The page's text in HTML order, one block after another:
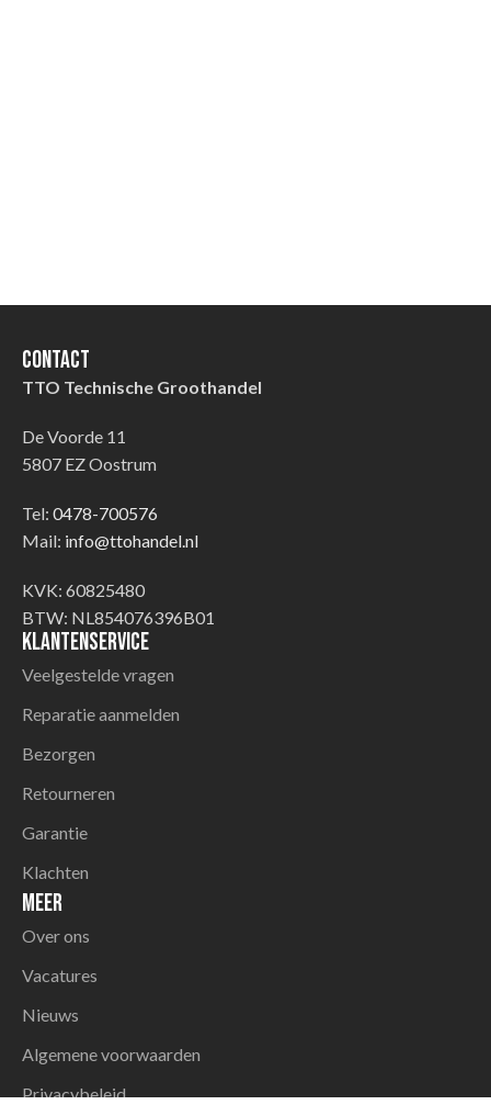
Contact
TTO Technische Groothandel
De Voorde 11
5807 EZ Oostrum
Tel: 0478-700576
Mail: info@ttohandel.nl
KVK: 60825480
BTW: NL854076396B01
Klantenservice
Veelgestelde vragen
Reparatie aanmelden
Bezorgen
Retourneren
Garantie
Klachten
Meer
Over ons
Vacatures
Nieuws
Algemene voorwaarden
Privacybeleid